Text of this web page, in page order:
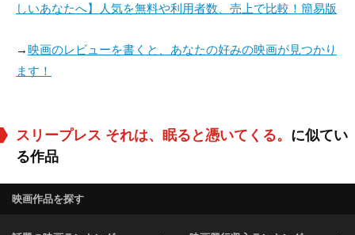
しいあなたへ】人気を無料や利用者数、売上で比較！簡易版
→映画のレビューを書くと、あなたの好みの映画が見つかり
ます！
スリープレス それは、眠ると憑いてくる。 に似てい
る作品
映画作品を探す